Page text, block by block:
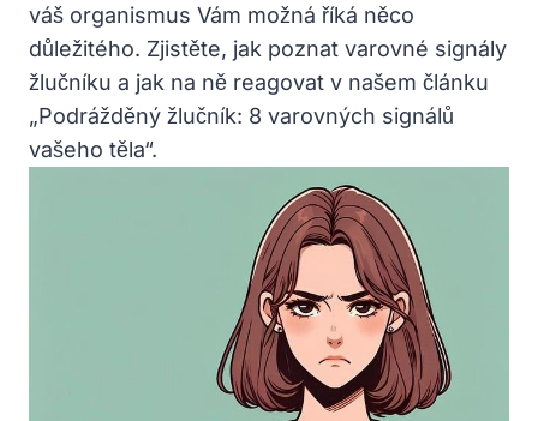
váš organismus Vám možná říká něco
důležitého. Zjistěte, jak poznat varovné signály
žlučníku a jak na ně reagovat v našem článku
„Podrážděný žlučník: 8 varovných signálů
vašeho těla“.